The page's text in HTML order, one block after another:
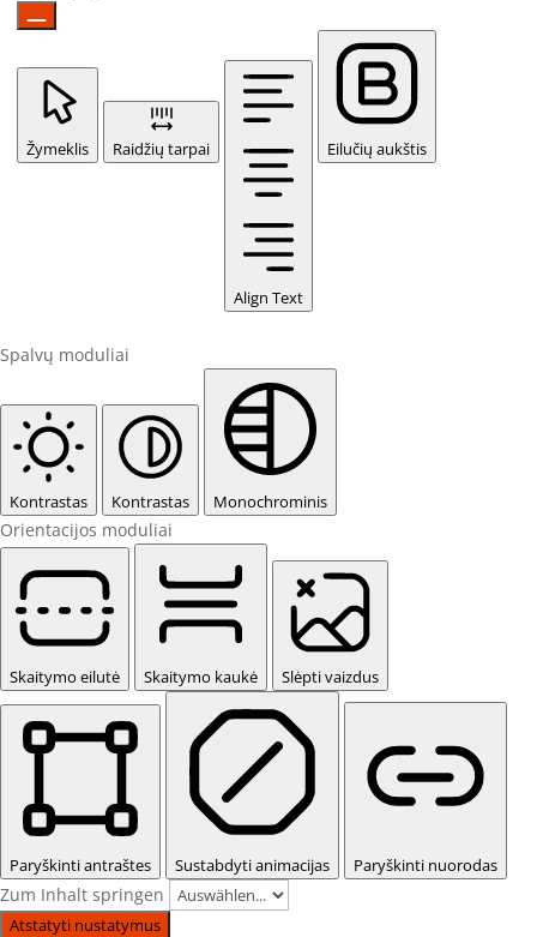
Žymeklis Raidžių tarpai
Align Text
Eilučių aukštis
Spalvų moduliai
Kontrastas Kontrastas Monochrominis
Orientacijos moduliai
Skaitymo eilutė Skaitymo kaukė Slėpti vaizdus
Paryškinti antraštes Sustabdyti animacijas Paryškinti nuorodas
Zum Inhalt springen
Atstatyti nustatymus